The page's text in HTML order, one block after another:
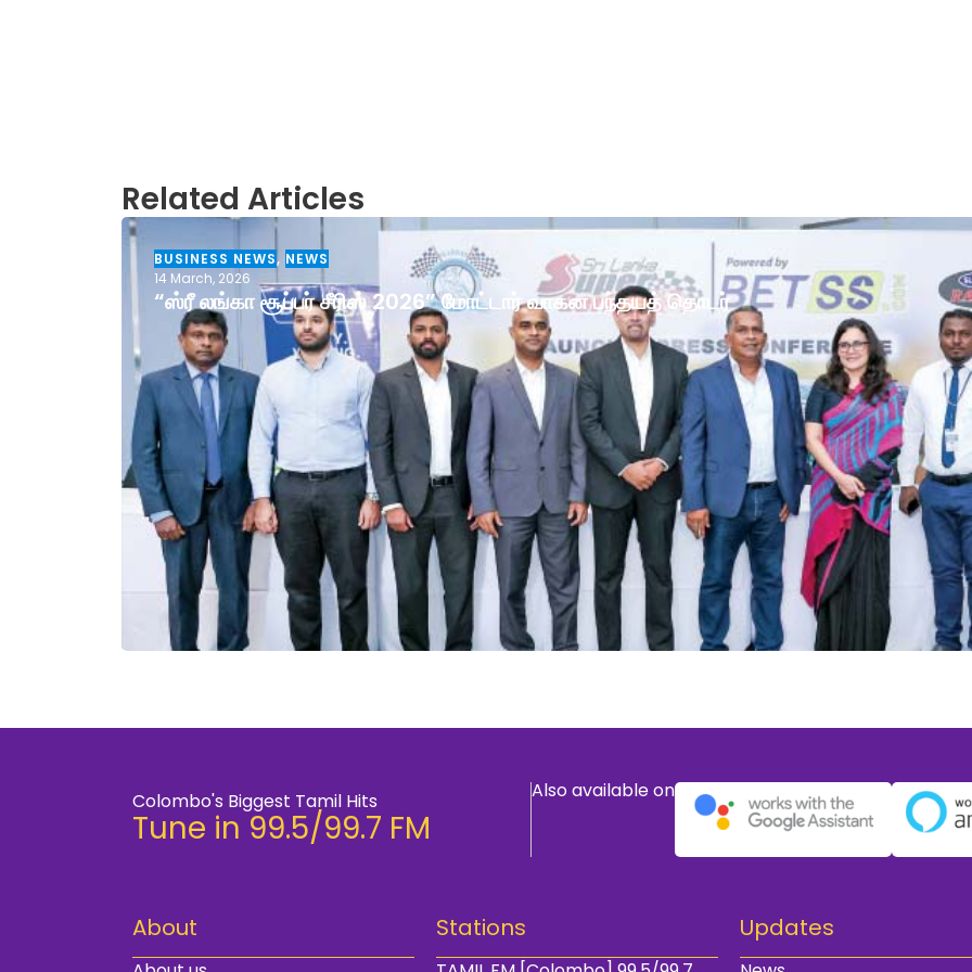
Related Articles
BUSINESS NEWS, NEWS
14 March, 2026
“ஸ்ரீ லங்கா சூப்பர் சீரிஸ் 2026” மோட்டார் வாகன பந்தயத் தொடர்
Colombo's Biggest Tamil Hits
Tune in 99.5/99.7 FM
Also available on
About Stations Updates